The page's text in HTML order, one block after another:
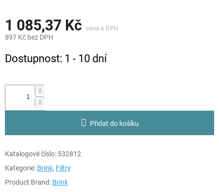
1 085,37 Kč
897 Kč bez DPH
cena:
Dostupnost: 1 - 10 dní
Přidat do košíku
Katalogové číslo: 532812
Kategorie: Brink, Filtry
Product Brand: Brink